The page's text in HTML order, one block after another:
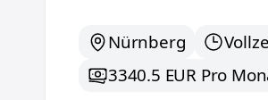
Nürnberg
3340.5 EUR Pro